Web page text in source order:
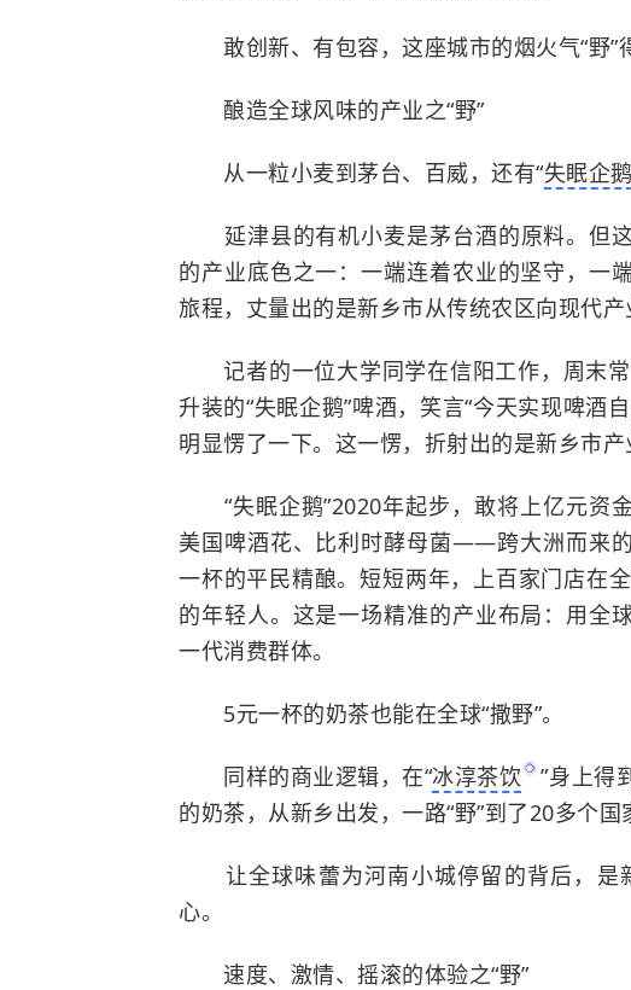
敢创新、有包容，这座城市的烟火气“野”
酿造全球风味的产业之“野”
从一粒小麦到茅台、百威，还有“失眠企鹅
延津县的有机小麦是茅台酒的原料。但
的产业底色之一：一端连着农业的坚守，一
旅程，丈量出的是新乡市从传统农区向现代产
记者的一位大学同学在信阳工作，周末常
升装的“失眠企鹅”啤酒，笑言“今天实现啤酒
明显愣了一下。这一愣，折射出的是新乡市产
“失眠企鹅”2020年起步，敢将上亿元资金
美国啤酒花、 比利时酵母菌——跨大洲而来
一杯的平民精酿。短短两年，上百家门店在
的年轻人。这是一场精准的产业布局：用全
一代消费群体。
5元一杯的奶茶也能在全球“撒野”。
同样的商业逻辑，在“冰淳茶饮
”身上得
的奶茶，从新乡出发，一路“野”到了20多个国
让全球味蕾为河南小城停留的背后，是
心。
速度、激情、摇滚的体验之“野”